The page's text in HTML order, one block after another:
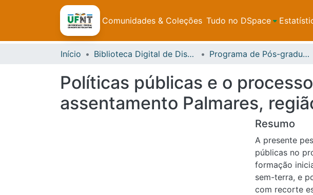
Comunidades & Coleções Tudo no DSpace
Início Biblioteca Digital de Dissertações e Teses da UFNT Programa de Pós-graduação em Demandas Populares e Dinâmicas Regionais - PPGDire
Políticas públicas e o
assentamento Palmares,
Resumo
A presente
públicas no
formação
sem-terra, e
com recorte